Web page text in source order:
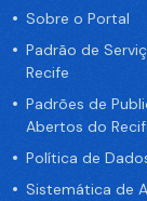
Sobre o Portal
Padrão de
Recife
Padrões de
Abertos do
Política de
Sistemática de